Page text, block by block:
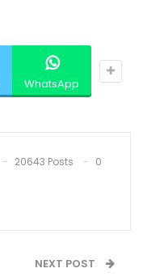
WhatsApp
20643 Posts
0
NEXT POST